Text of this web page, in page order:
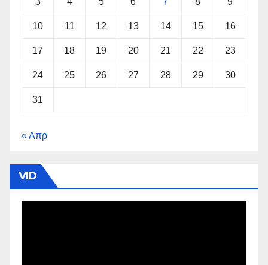
10 11 12 13 14 15 16
17 18 19 20 21 22 23
24 25 26 27 28 29 30
31
« Απρ
VID